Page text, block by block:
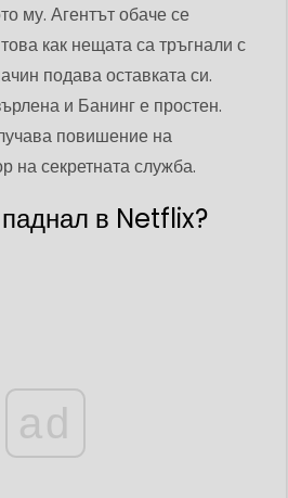
му. Агентът обаче се
как нещата са тръгнали с
подава оставката си.
и Банинг е простен.
повишение на
на секретната служба.
в Netflix?
ad